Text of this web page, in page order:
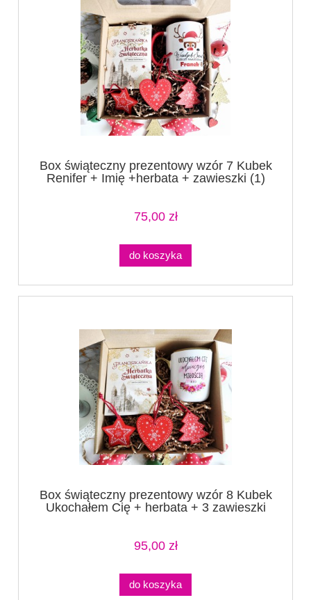
Box świąteczny prezentowy wzór 7 Kubek
Renifer + Imię +herbata + zawieszki (1)
75,00 zł
do koszyka
Box świąteczny prezentowy wzór 8 Kubek
Ukochałem Cię + herbata + 3 zawieszki
95,00 zł
do koszyka